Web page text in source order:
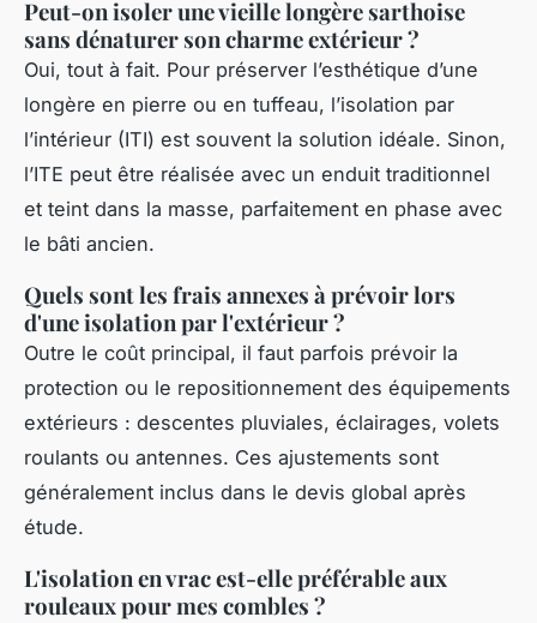
Peut-on isoler une vieille longère sarthoise
sans dénaturer son charme extérieur ?
Oui, tout à fait. Pour préserver l’esthétique d’une
longère en pierre ou en tuffeau, l’isolation par
l’intérieur (ITI) est souvent la solution idéale. Sinon,
l’ITE peut être réalisée avec un enduit traditionnel
et teint dans la masse, parfaitement en phase avec
le bâti ancien.
Quels sont les frais annexes à prévoir lors
d'une isolation par l'extérieur ?
Outre le coût principal, il faut parfois prévoir la
protection ou le repositionnement des équipements
extérieurs : descentes pluviales, éclairages, volets
roulants ou antennes. Ces ajustements sont
généralement inclus dans le devis global après
étude.
L'isolation en vrac est-elle préférable aux
rouleaux pour mes combles ?